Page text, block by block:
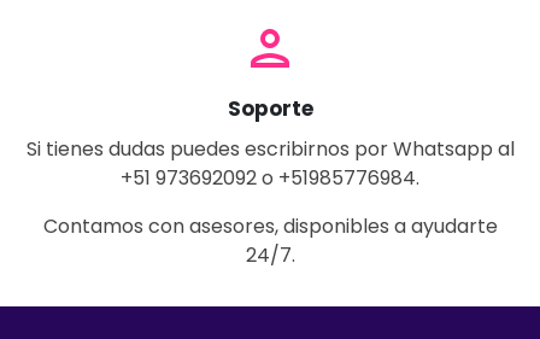
person
Soporte
Si tienes dudas puedes escribirnos por Whatsapp al
+51 973692092 o +51985776984.
Contamos con asesores, disponibles a ayudarte
24/7.